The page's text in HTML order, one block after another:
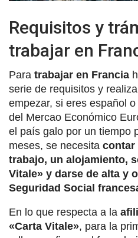
Requisitos y
trabajar en
Para trabajar en Francia
serie de requisitos y
empezar, si eres español
del Mercao Económico
el país galo por un tiempo
meses, se necesita contar
trabajo, un alojamiento,
Vitale» y darse de alta y
Seguridad Social
En lo que respecta a la
«Carta Vitale», para la